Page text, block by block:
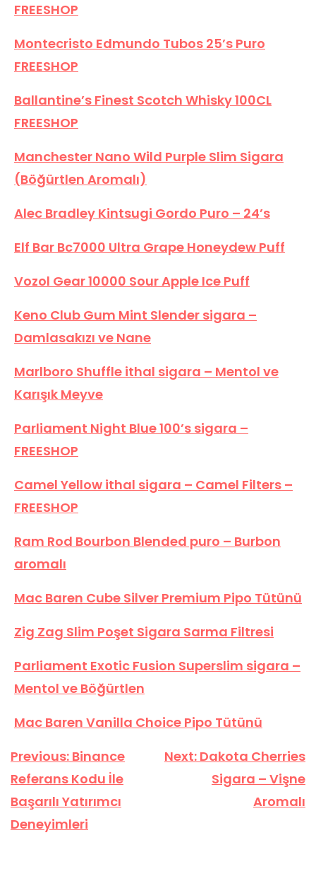
FREESHOP
Montecristo Edmundo Tubos 25’s Puro
FREESHOP
Ballantine’s Finest Scotch Whisky 100CL
FREESHOP
Manchester Nano Wild Purple Slim Sigara
(Böğürtlen Aromalı)
Alec Bradley Kintsugi Gordo Puro – 24’s
Elf Bar Bc7000 Ultra Grape Honeydew Puff
Vozol Gear 10000 Sour Apple Ice Puff
Keno Club Gum Mint Slender sigara –
Damlasakızı ve Nane
Marlboro Shuffle ithal sigara – Mentol ve
Karışık Meyve
Parliament Night Blue 100’s sigara –
FREESHOP
Camel Yellow ithal sigara – Camel Filters –
FREESHOP
Ram Rod Bourbon Blended puro – Burbon
aromalı
Mac Baren Cube Silver Premium Pipo Tütünü
Zig Zag Slim Poşet Sigara Sarma Filtresi
Parliament Exotic Fusion Superslim sigara –
Mentol ve Böğürtlen
Mac Baren Vanilla Choice Pipo Tütünü
Yazı
gezinmesi
Previous: Binance
Referans Kodu İle
Başarılı Yatırımcı
Deneyimleri
Next: Dakota Cherries
Sigara – Vişne
Aromalı